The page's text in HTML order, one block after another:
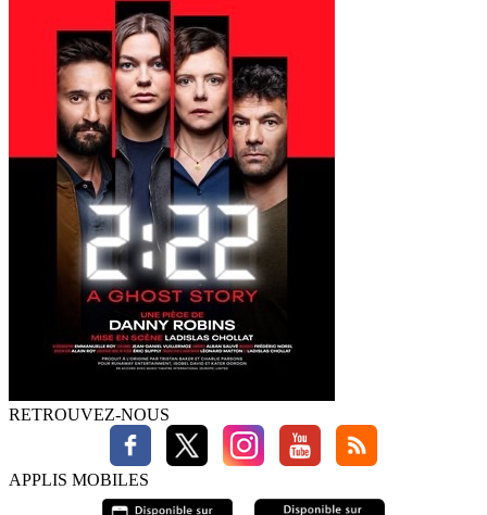
RETROUVEZ-NOUS
APPLIS MOBILES